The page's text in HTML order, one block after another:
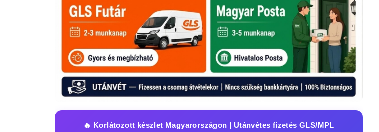
🔥 Korlátozott készlet Magyarországon | Utánvétes fizetés GLS/MPL